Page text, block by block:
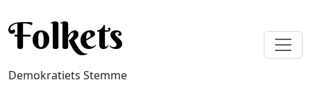
Folkets
Demokratiets Stemme